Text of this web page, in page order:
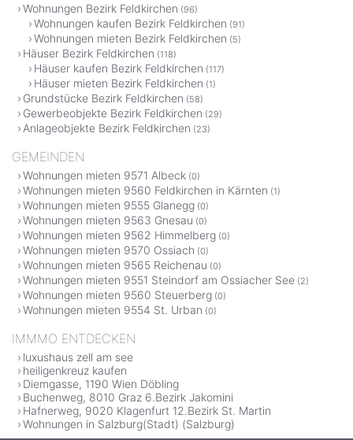
Wohnungen Bezirk Feldkirchen (96)
Wohnungen kaufen Bezirk Feldkirchen (91)
Wohnungen mieten Bezirk Feldkirchen (5)
Häuser Bezirk Feldkirchen (118)
Häuser kaufen Bezirk Feldkirchen (117)
Häuser mieten Bezirk Feldkirchen (1)
Grundstücke Bezirk Feldkirchen (58)
Gewerbeobjekte Bezirk Feldkirchen (29)
Anlageobjekte Bezirk Feldkirchen (23)
GEMEINDEN
Wohnungen mieten 9571 Albeck (0)
Wohnungen mieten 9560 Feldkirchen in Kärnten (1)
Wohnungen mieten 9555 Glanegg (0)
Wohnungen mieten 9563 Gnesau (0)
Wohnungen mieten 9562 Himmelberg (0)
Wohnungen mieten 9570 Ossiach (0)
Wohnungen mieten 9565 Reichenau (0)
Wohnungen mieten 9551 Steindorf am Ossiacher See (2)
Wohnungen mieten 9560 Steuerberg (0)
Wohnungen mieten 9554 St. Urban (0)
IMMMO ENTDECKEN
luxushaus zell am see
heiligenkreuz kaufen
Diemgasse, 1190 Wien Döbling
Buchenweg, 8010 Graz 6.Bezirk Jakomini
Hafnerweg, 9020 Klagenfurt 12.Bezirk St. Martin
Wohnungen in Salzburg(Stadt) (Salzburg)